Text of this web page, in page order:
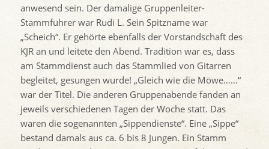
anwesend sein. Der damalige Gruppenleiter-
Stammführer war Rudi L. Sein Spitzname war
„Scheich“. Er gehörte ebenfalls der Vorstandschaft des
KJR an und leitete den Abend. Tradition war es, dass
am Stammdienst auch das Stammlied von Gitarren
begleitet, gesungen wurde! „Gleich wie die Möwe……“
war der Titel. Die anderen Gruppenabende fanden an
jeweils verschiedenen Tagen der Woche statt. Das
waren die sogenannten „Sippendienste“. Eine „Sippe“
bestand damals aus ca. 6 bis 8 Jungen. Ein Stamm